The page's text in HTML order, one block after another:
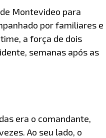
Montevideo para
por familiares e
a força de dois
semanas após as
era o comandante,
Ao seu lado, o